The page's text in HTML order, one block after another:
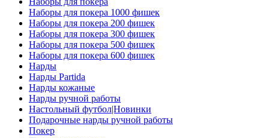
Наборы для покера 1000 фишек
Наборы для покера 200 фишек
Наборы для покера 300 фишек
Наборы для покера 500 фишек
Наборы для покера 600 фишек
Нарды
Нарды Partida
Нарды кожаные
Нарды ручной работы
Настольный футбол|Новинки
Подарочные нарды ручной работы
Покер